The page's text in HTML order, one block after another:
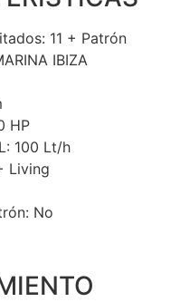
11 + Patrón
IBIZA
HP
100 Lt/h
Living
No